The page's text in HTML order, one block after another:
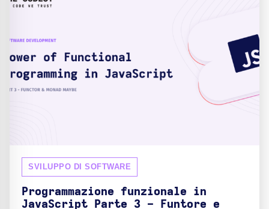
SVILUPPO DI SOFTWARE
Programmazione funzionale in
JavaScript Parte 3 - Funtore e